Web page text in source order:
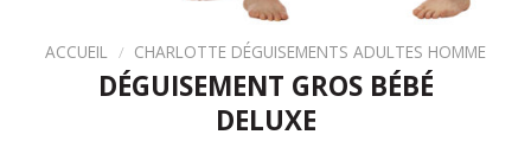
ACCUEIL / CHARLOTTE DÉGUISEMENTS ADULTES HOMME
DÉGUISEMENT GROS BÉBÉ
DELUXE